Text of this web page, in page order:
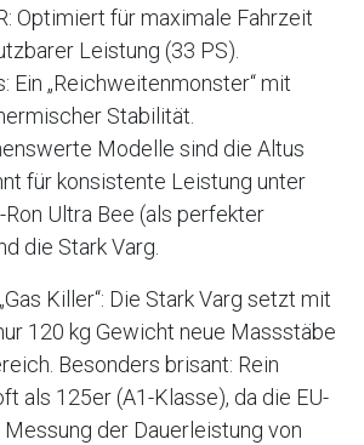
Optimiert für maximale Fahrzeit
Leistung (33 PS).
Ein „Reichweitenmonster“ mit
Stabilität.
Modelle sind die Altus
für konsistente Leistung unter
Ron Ultra Bee (als perfekter
die Stark Varg.
Killer“: Die Stark Varg setzt mit
120 kg Gewicht neue Massstäbe
Besonders brisant: Rein
als 125er (A1-Klasse), da die EU-
der Dauerleistung von